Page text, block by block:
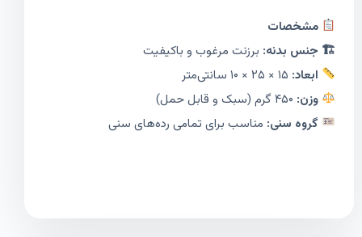
مشخصات
🏗 جنس بدنه: برزنت مرغوب و باکیفیت
ابعاد:
وزن:
گروه سنی: مناسب برای تمامی رده‌های سنی